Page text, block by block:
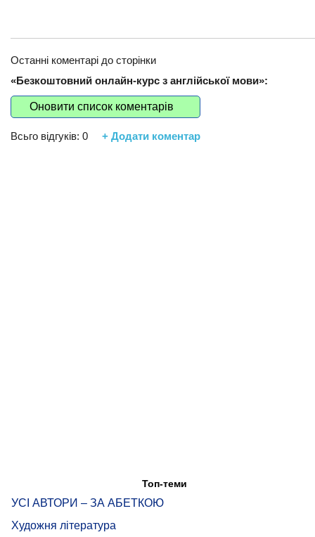
Останні коментарі до сторінки
«Безкоштовний онлайн-курс з англійської мови»:
Оновити список коментарів
Всьго відгуків: 0 + Додати коментар
Топ-теми
УСІ АВТОРИ – ЗА АБЕТКОЮ
Художня література